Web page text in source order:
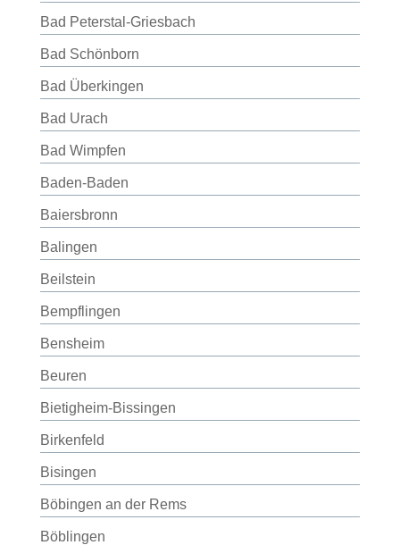
Bad Peterstal-Griesbach
Bad Schönborn
Bad Überkingen
Bad Urach
Bad Wimpfen
Baden-Baden
Baiersbronn
Balingen
Beilstein
Bempflingen
Bensheim
Beuren
Bietigheim-Bissingen
Birkenfeld
Bisingen
Böbingen an der Rems
Böblingen